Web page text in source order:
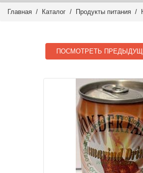
Главная / Каталог / Продукты питания /
ПОСМОТРЕТЬ